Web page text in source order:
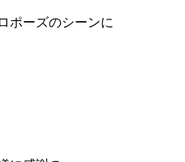
ポーズのシーンに